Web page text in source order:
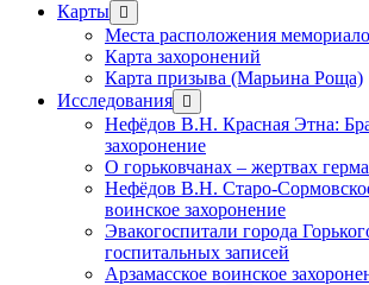
Карты открыть
меню
Места расположения
Карта захоронений
Карта призыва (Марьина Роща)
Исследования открыть
меню
Нефёдов В.Н. Красная Этна:
захоронение
О горьковчанах – жертвах
Нефёдов В.Н. Старо-
воинское захоронение
Эвакогоспитали города
госпитальных записей
Арзамасское воинское